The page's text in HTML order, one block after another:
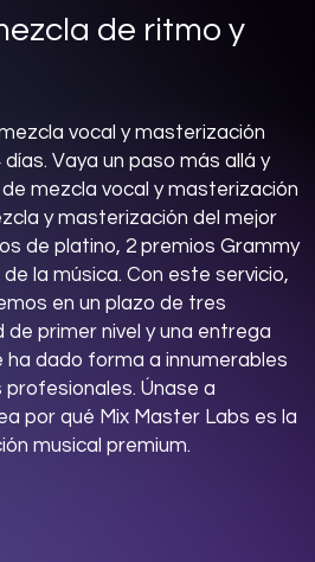
de ritmo y
vocal y masterización
Vaya un paso más allá y
mezcla vocal y masterización
y masterización del mejor
de platino, 2 premios Grammy
la música. Con este servicio,
en un plazo de tres
primer nivel y una entrega
ha dado forma a innumerables
Únase a
por qué Mix Master Labs es la
musical premium.